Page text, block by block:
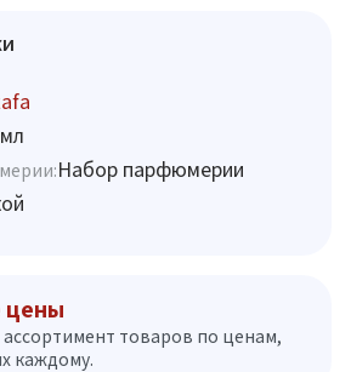
Набор парфюмерии
цены
товаров по ценам,
каждому.